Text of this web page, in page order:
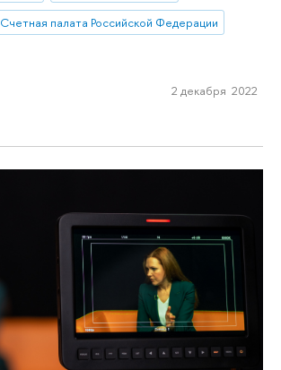
Счетная палата Российской Федерации
2 декабря 2022